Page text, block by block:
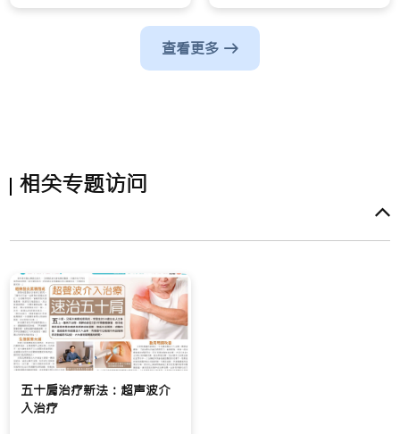
峙超过八小时，右手在滑鼠
与键盘之间不断游走，左手
沉重餸菜准备上楼梯时，膝
盖突然毫无预警地「软一
查看更多
相关专题访问
五十肩治疗新法：超声波介
入治疗